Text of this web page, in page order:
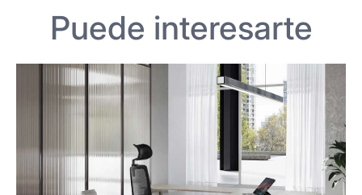
Puede interesarte